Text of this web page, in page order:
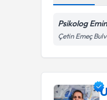
Psikolog
Çetin Emeç